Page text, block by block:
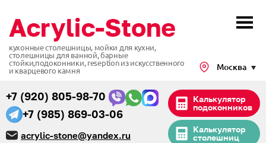
кухонные столешницы, мойки для кухни,
столешницы для ванной, барные
стойки,подоконники, reseption из искусственного
и кварцевого камня
+7 (985) 869-03-06
+7 (920) 805-98-70
acrylic-stone@yandex.ru
Калькулятор
столешниц
Калькулятор
подоконников
Москва